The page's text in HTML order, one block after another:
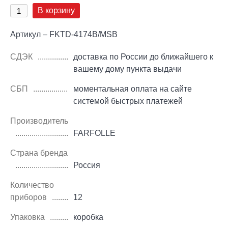
В корзину
Артикул – FKTD-4174B/MSB
СДЭК
доставка по России до ближайшего к
вашему дому пункта выдачи
СБП
моментальная оплата на сайте
системой быстрых платежей
Производитель
FARFOLLE
Страна бренда
Россия
Количество
приборов
12
Упаковка коробка